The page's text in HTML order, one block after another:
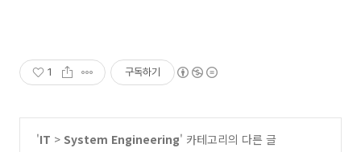
1 구독하기
'IT > System Engineering' 카테고리의 다른 글